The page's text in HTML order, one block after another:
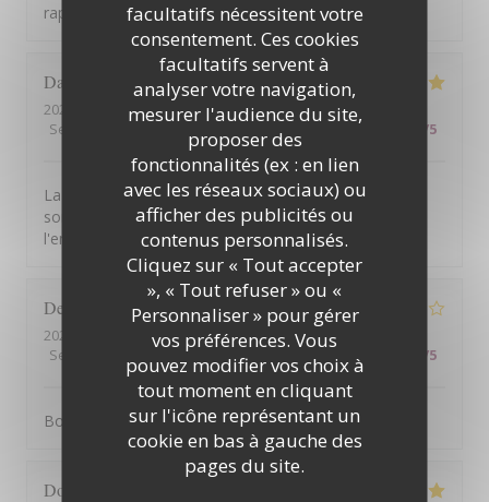
facultatifs nécessitent votre
consentement. Ces cookies
facultatifs servent à
analyser votre navigation,
mesurer l'audience du site,
proposer des
fonctionnalités (ex : en lien
avec les réseaux sociaux) ou
afficher des publicités ou
contenus personnalisés.
Cliquez sur « Tout accepter
», « Tout refuser » ou «
Personnaliser » pour gérer
vos préférences. Vous
pouvez modifier vos choix à
tout moment en cliquant
sur l'icône représentant un
cookie en bas à gauche des
pages du site.
rapport qualité prix !
David
2026-08-01
- 12:45 - Couverts 7
Service
Cuisine Qualité / Prix /5
La vue de la terrasse est à couper le souffle. Les mets
sont excellents. Le service est à la hauteur de
l'ensemble.
Denis
2026-07-31
- 12:15 - Couverts 2
Service
Ambiance /5 Cuisine /5 Qualité / Prix /5
Bonne cuisine mais service médiocre
Dominique